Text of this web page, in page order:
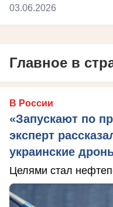
03.06.2026
Главное в
В России
«Запускают по
эксперт
украинские
Целями стал